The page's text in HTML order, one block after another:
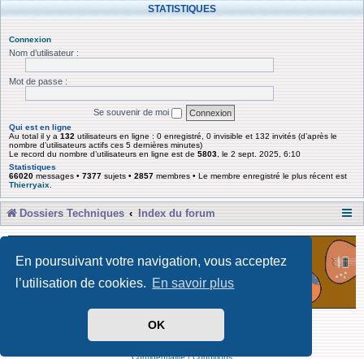
En poursuivant votre navigation, vous acceptez
l’utilisation de cookies. En savoir plus
OK
STATISTIQUES
Connexion
Nom d’utilisateur :
Mot de passe :
Se souvenir de moi
Qui est en ligne
Au total il y a 132 utilisateurs en ligne : 0 enregistré, 0 invisible et 132 invités (d’après le
nombre d’utilisateurs actifs ces 5 dernières minutes)
Le record du nombre d’utilisateurs en ligne est de 5803 , le 2 sept. 2025, 6:10
Statistiques
66020 messages • 7377 sujets • 2857 membres • Le membre enregistré le plus récent est
Thierryaix
Dossiers Techniques Index du forum
Développé par Forum Software © phpBB Limited
Traduit par phpBB-fr
Confidentialité|Conditions